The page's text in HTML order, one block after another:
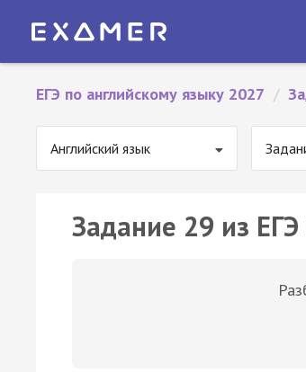
ЕГЭ по английскому языку 2027 /
Английский язык
Задание 29 из